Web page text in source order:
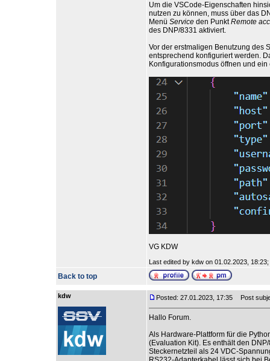
Um die VSCode-Eigenschaften
nutzen zu können, muss über das
Menü Service den PunktRemote
des DNP/8331 aktiviert.
Vor der erstmaligen Benutzung des
entsprechend konfiguriert werden.
Konfigurationsmodus öffnen und
VG KDW
Last edited by kdw on 01.02.2023,
Back to top
kdw Posted: 27.01.2023, 17:35 Post
Hallo Forum.
Als Hardware-Plattform für die
(Evaluation Kit). Es enthält den
Steckernetzteil als 24 VDC-